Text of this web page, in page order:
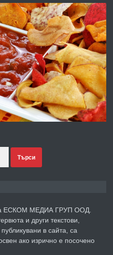
В ЦЕНТЪРА НА ГР.
преди 2 дни
под наем
преди 2 дни
Офис под наем в кв.
преди 3 дни
парцел в гр. Хасково кв.
Търси
ЕСКОМ МЕДИА ГРУП ООД.
и други текстови,
в сайта, са
ако изрично е посочено